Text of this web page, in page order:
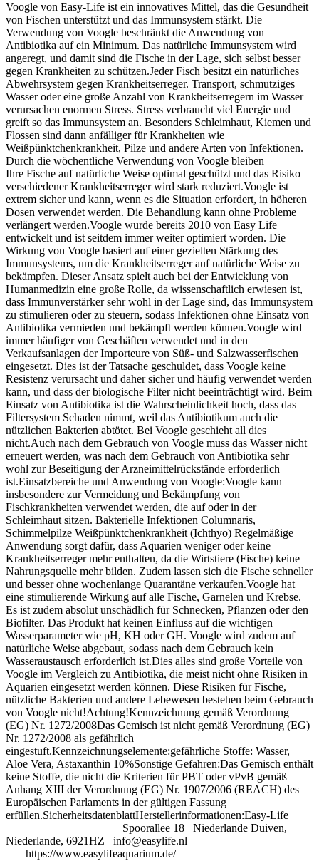
Voogle von Easy-Life ist ein innovatives Mittel, das die Gesundheit
von Fischen unterstützt und das Immunsystem stärkt. Die
Verwendung von Voogle beschränkt die Anwendung von
Antibiotika auf ein Minimum. Das natürliche Immunsystem wird
angeregt, und damit sind die Fische in der Lage, sich selbst besser
gegen Krankheiten zu schützen.Jeder Fisch besitzt ein natürliches
Abwehrsystem gegen Krankheitserreger. Transport, schmutziges
Wasser oder eine große Anzahl von Krankheitserregern im Wasser
verursachen enormen Stress. Stress verbraucht viel Energie und
greift so das Immunsystem an. Besonders Schleimhaut, Kiemen und
Flossen sind dann anfälliger für Krankheiten wie
Weißpünktchenkrankheit, Pilze und andere Arten von Infektionen.
Durch die wöchentliche Verwendung von Voogle bleiben
Ihre Fische auf natürliche Weise optimal geschützt und das Risiko
verschiedener Krankheitserreger wird stark reduziert.Voogle ist
extrem sicher und kann, wenn es die Situation erfordert, in höheren
Dosen verwendet werden. Die Behandlung kann ohne Probleme
verlängert werden.Voogle wurde bereits 2010 von Easy Life
entwickelt und ist seitdem immer weiter optimiert worden. Die
Wirkung von Voogle basiert auf einer gezielten Stärkung des
Immunsystems, um die Krankheitserreger auf natürliche Weise zu
bekämpfen. Dieser Ansatz spielt auch bei der Entwicklung von
Humanmedizin eine große Rolle, da wissenschaftlich erwiesen ist,
dass Immunverstärker sehr wohl in der Lage sind, das Immunsystem
zu stimulieren oder zu steuern, sodass Infektionen ohne Einsatz von
Antibiotika vermieden und bekämpft werden können.Voogle wird
immer häufiger von Geschäften verwendet und in den
Verkaufsanlagen der Importeure von Süß- und Salzwasserfischen
eingesetzt. Dies ist der Tatsache geschuldet, dass Voogle keine
Resistenz verursacht und daher sicher und häufig verwendet werden
kann, und dass der biologische Filter nicht beeinträchtigt wird. Beim
Einsatz von Antibiotika ist die Wahrscheinlichkeit hoch, dass das
Filtersystem Schaden nimmt, weil das Antibiotikum auch die
nützlichen Bakterien abtötet. Bei Voogle geschieht all dies
nicht.Auch nach dem Gebrauch von Voogle muss das Wasser nicht
erneuert werden, was nach dem Gebrauch von Antibiotika sehr
wohl zur Beseitigung der Arzneimittelrückstände erforderlich
ist.Einsatzbereiche und Anwendung von Voogle:Voogle kann
insbesondere zur Vermeidung und Bekämpfung von
Fischkrankheiten verwendet werden, die auf oder in der
Schleimhaut sitzen. Bakterielle Infektionen Columnaris,
Schimmelpilze Weißpünktchenkrankheit (Ichthyo) Regelmäßige
Anwendung sorgt dafür, dass Aquarien weniger oder keine
Krankheitserreger mehr enthalten, da die Wirtstiere (Fische) keine
Nahrungsquelle mehr bilden. Zudem lassen sich die Fische schneller
und besser ohne wochenlange Quarantäne verkaufen.Voogle hat
eine stimulierende Wirkung auf alle Fische, Garnelen und Krebse.
Es ist zudem absolut unschädlich für Schnecken, Pflanzen oder den
Biofilter. Das Produkt hat keinen Einfluss auf die wichtigen
Wasserparameter wie pH, KH oder GH. Voogle wird zudem auf
natürliche Weise abgebaut, sodass nach dem Gebrauch kein
Wasseraustausch erforderlich ist.Dies alles sind große Vorteile von
Voogle im Vergleich zu Antibiotika, die meist nicht ohne Risiken in
Aquarien eingesetzt werden können. Diese Risiken für Fische,
nützliche Bakterien und andere Lebewesen bestehen beim Gebrauch
von Voogle nicht!Achtung!Kennzeichnung gemäß Verordnung
(EG) Nr. 1272/2008Das Gemisch ist nicht gemäß Verordnung (EG)
Nr. 1272/2008 als gefährlich
eingestuft.Kennzeichnungselemente:gefährliche Stoffe: Wasser,
Aloe Vera, Astaxanthin 10%Sonstige Gefahren:Das Gemisch enthält
keine Stoffe, die nicht die Kriterien für PBT oder vPvB gemäß
Anhang XIII der Verordnung (EG) Nr. 1907/2006 (REACH) des
Europäischen Parlaments in der gültigen Fassung
erfüllen.SicherheitsdatenblattHerstellerinformationen:Easy-Life
Spoorallee 18 Niederlande Duiven,
Niederlande, 6921HZ info@easylife.nl
https://www.easylifeaquarium.de/